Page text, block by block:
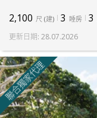
2,100 尺 (建) 3 睡房 3
更新日期: 28.07.2026
聯合獨家代理